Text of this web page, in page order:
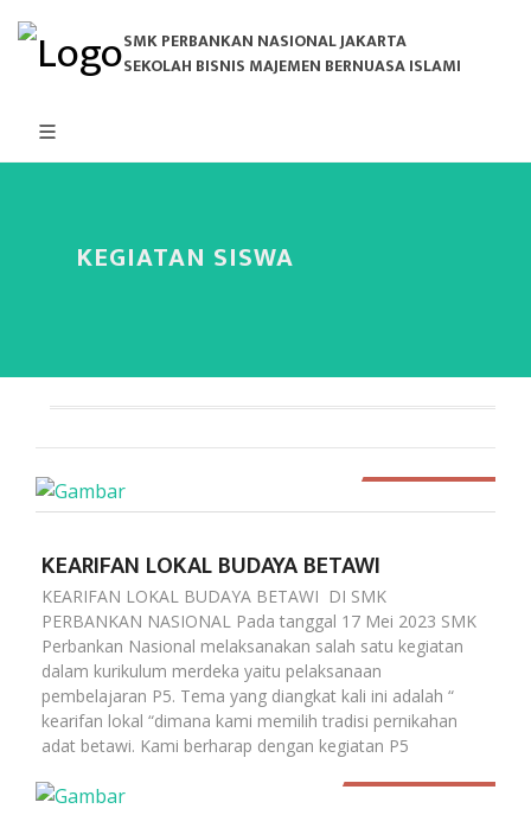
SMK PERBANKAN NASIONAL JAKARTA
SEKOLAH BISNIS MAJEMEN BERNUASA ISLAMI
KEGIATAN SISWA
332
KEARIFAN LOKAL BUDAYA BETAWI
KEARIFAN LOKAL BUDAYA BETAWI DI SMK
PERBANKAN NASIONAL Pada tanggal 17 Mei 2023 SMK
Perbankan Nasional melaksanakan salah satu kegiatan
dalam kurikulum merdeka yaitu pelaksanaan
pembelajaran P5. Tema yang diangkat kali ini adalah “
kearifan lokal “dimana kami memilih tradisi pernikahan
adat betawi. Kami berharap dengan kegiatan P5